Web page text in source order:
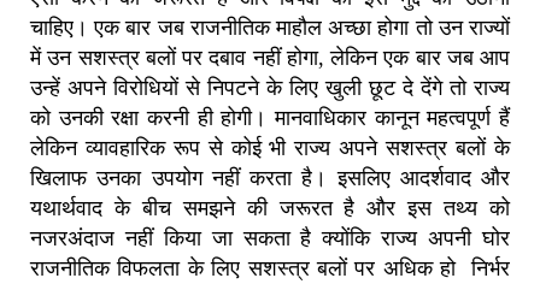
चाहिए। एक बार जब राजनीतिक माहौल अच्छा होगा तो उन राज्यों
में उन सशस्त्र बलों पर दबाव नहीं होगा,लेकिन एक बार जब आप
उन्हें अपने विरोधियों से निपटने के लिए खुली छूट दे देंगे तो राज्य
को उनकी रक्षा करनी ही होगी। मानवाधिकार कानून महत्वपूर्ण हैं
लेकिन व्यावहारिक रूप से कोई भी राज्य अपने सशस्त्र बलों के
खिलाफ उनका उपयोग नहीं करता है।
इसलिए आदर्शवाद और
यथार्थवाद के बीच समझने की जरूरत है और इस तथ्य को
नजरअंदाज नहीं किया जा सकता है क्योंकि राज्य अपनी घोर
राजनीतिक विफलता के लिए सशस्त्र बलों पर अधिक हो निर्भर